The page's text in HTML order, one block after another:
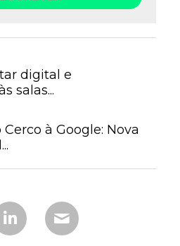
digital e
salas...
à Google: Nova